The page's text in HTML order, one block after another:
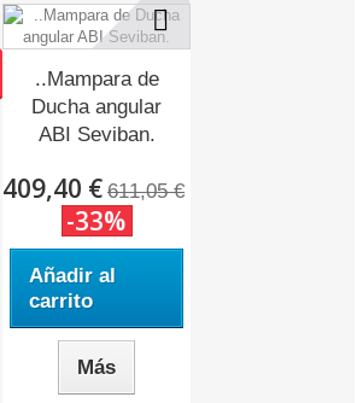
..Mampara de
Ducha angular
ABI Seviban.
409,40 € 611,05 €
-33%
Añadir al
carrito
Más